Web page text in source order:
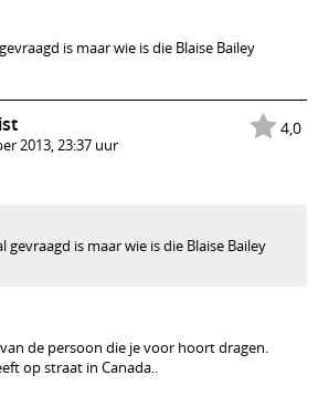
is maar wie is die Blaise Bailey
4,0
2013, 23:37 uur
is maar wie is die Blaise Bailey
de persoon die je voor hoort dragen.
op straat in Canada..